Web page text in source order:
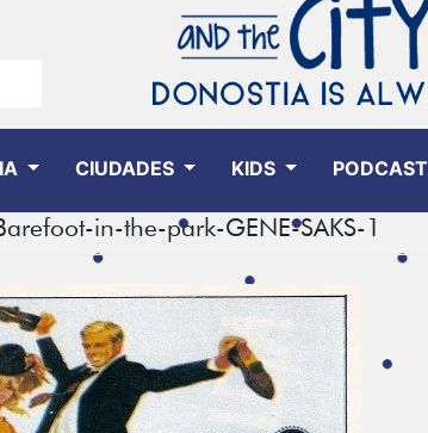
CIUDADES KIDS PODCAST
in-the-park-GENE-SAKS-1